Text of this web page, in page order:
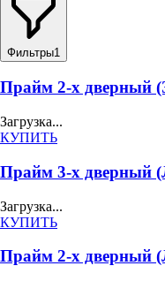
Фильтры1
Прайм 2-х дверный
Загрузка...
КУПИТЬ
Прайм 3-х дверный
Загрузка...
КУПИТЬ
Прайм 2-х дверный